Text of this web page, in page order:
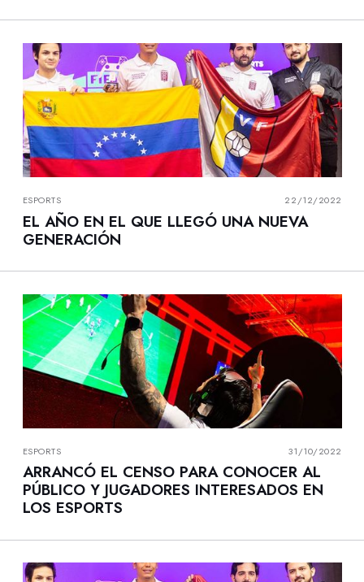
ESPORTS 22/12/2022
EL AÑO EN EL QUE LLEGÓ UNA NUEVA
GENERACIÓN
ESPORTS 31/10/2022
ARRANCÓ EL CENSO PARA CONOCER AL
PÚBLICO Y JUGADORES INTERESADOS EN
LOS ESPORTS